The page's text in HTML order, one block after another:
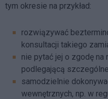
tym okresie na przykład:
rozwiązywać
konsultacji takiego
nie pytać jej o zgodę
podlegającą
samodzielnie
wewnętrznych, np. w